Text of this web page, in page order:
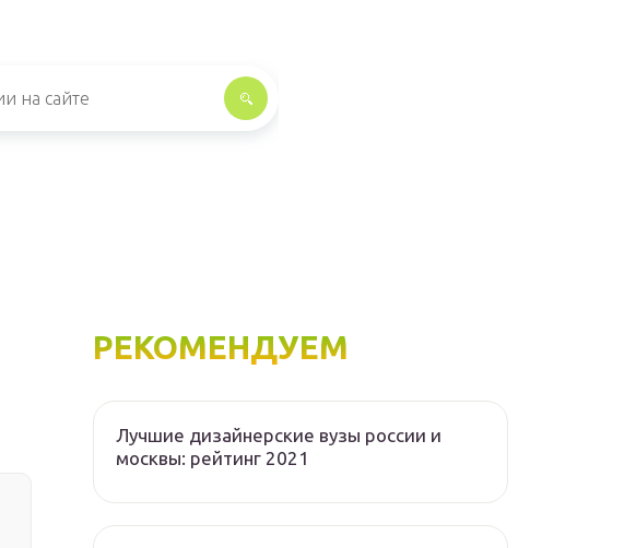
РЕКОМЕНДУЕМ
Лучшие дизайнерские вузы россии и
москвы: рейтинг 2021